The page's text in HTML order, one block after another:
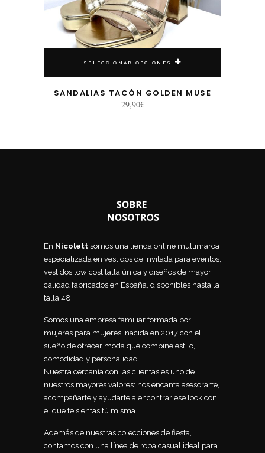
SELECCIONAR OPCIONES
SANDALIAS TACÓN GOLDEN MUSE
29,90€
En Nicolett somos una tienda online multimarca
especializada en vestidos de invitada para eventos,
vestidos low cost talla única y diseños de mayor
calidad fabricados en España, disponibles hasta la
talla 48.
Somos una empresa familiar formada por
mujeres para mujeres, nacida en 2017 con el
sueño de ofrecer moda que combine estilo,
comodidad y personalidad.
Nuestra cercanía con las clientas es uno de
nuestros mayores valores: nos encanta asesorarte,
acompañarte y ayudarte a encontrar ese look con
el que te sientas tú misma.
Además de nuestras colecciones de fiesta,
contamos con una línea de ropa casual ideal para